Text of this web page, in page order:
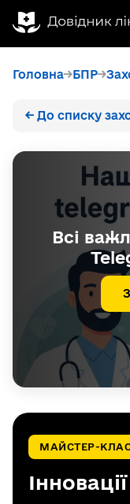
Головна БПР
← До списку
Всі
МАЙСТЕР-